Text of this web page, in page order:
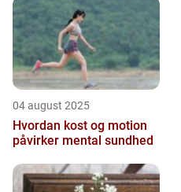
04 august 2025
Hvordan kost og motion
påvirker mental sundhed